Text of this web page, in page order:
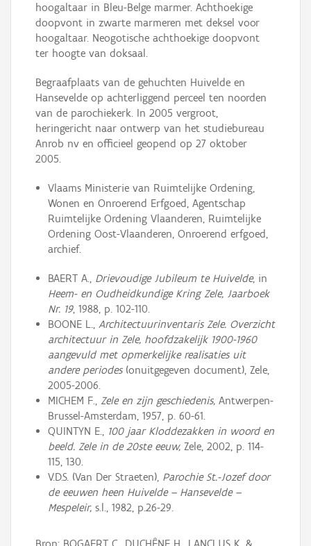
hoogaltaar in Bleu-Belge marmer. Achthoekige
doopvont in zwarte marmeren met deksel voor
hoogaltaar. Neogotische achthoekige doopvont
ter hoogte van doksaal.
Begraafplaats van de gehuchten Huivelde en
Hansevelde op achterliggend perceel ten noorden
van de parochiekerk. In 2005 vergroot,
heringericht naar ontwerp van het studiebureau
Anrob nv en officieel geopend op 27 oktober
2005.
Vlaams Ministerie van Ruimtelijke Ordening,
Wonen en Onroerend Erfgoed, Agentschap
Ruimtelijke Ordening Vlaanderen, Ruimtelijke
Ordening Oost-Vlaanderen, Onroerend erfgoed,
archief.
BAERT A., Drievoudige Jubileum te Huivelde, in
Heem- en Oudheidkundige Kring Zele, Jaarboek
Nr. 19, 1988, p. 102-110.
BOONE L., Architectuurinventaris Zele. Overzicht
architectuur in Zele, hoofdzakelijk 1900-1960
aangevuld met opmerkelijke realisaties uit
andere periodes (onuitgegeven document), Zele,
2005-2006.
MICHEM F.,Zele en zijn geschiedenis,Antwerpen-
Brussel-Amsterdam, 1957, p. 60-61.
QUINTYN E., 100 jaar Kloddezakken in woord en
beeld. Zele in de 20ste eeuw,Zele, 2002, p. 114-
115, 130.
V.D.S. (Van Der Straeten),Parochie St.-Jozef door
de eeuwen heen Huivelde – Hansevelde –
Mespeleir,s.l., 1982, p.26-29.